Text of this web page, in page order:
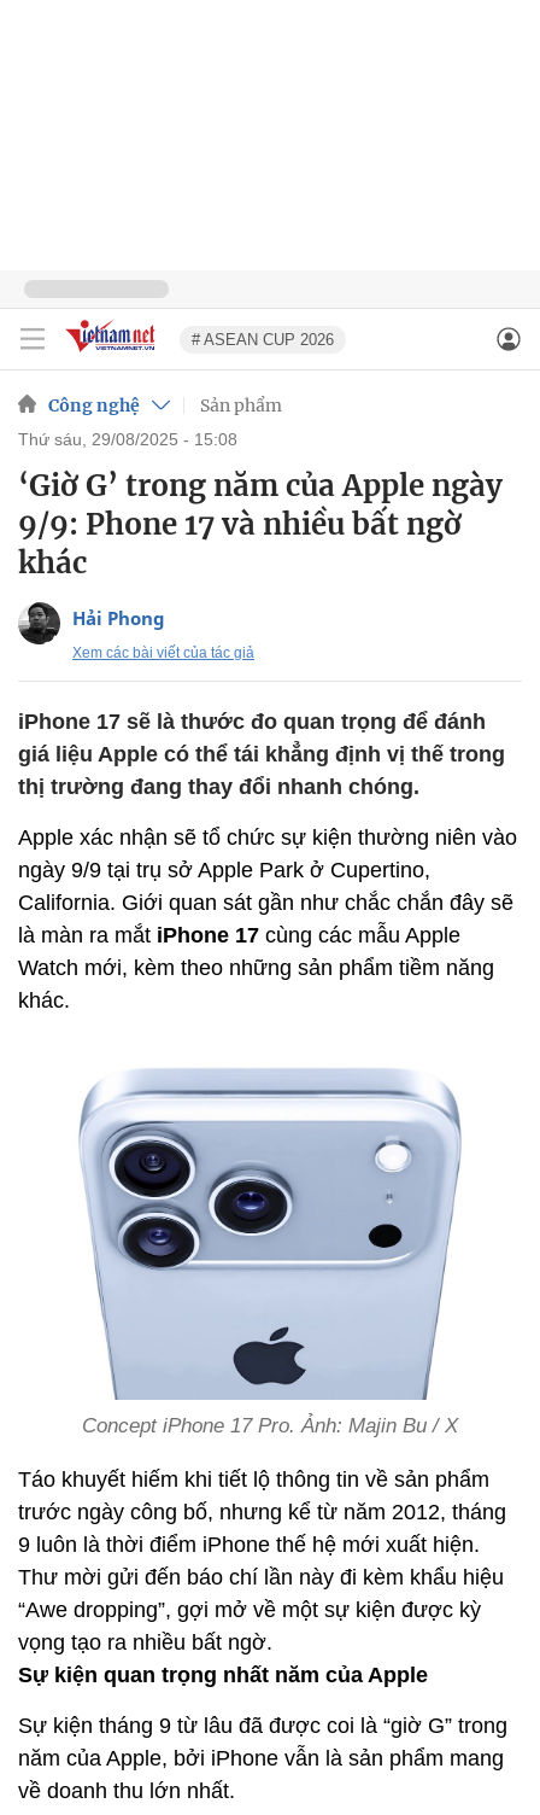
# ASEAN CUP 2026
Công nghệ Sản phẩm
thứ sáu, 29/08/2025 - 15:08
‘Giờ G’ trong năm của Apple ngày
9/9: Phone 17 và nhiều bất ngờ
khác
Hải Phong
Xem các bài viết của tác giả
iPhone 17 sẽ là thước đo quan trọng để đánh
giá liệu Apple có thể tái khẳng định vị thế trong
thị trường đang thay đổi nhanh chóng.
Apple xác nhận sẽ tổ chức sự kiện thường niên vào
ngày 9/9 tại trụ sở Apple Park ở Cupertino,
California. Giới quan sát gần như chắc chắn đây sẽ
là màn ra mắt iPhone 17 cùng các mẫu Apple
Watch mới, kèm theo những sản phẩm tiềm năng
khác.
Concept iPhone 17 Pro. Ảnh: Majin Bu / X
Táo khuyết hiếm khi tiết lộ thông tin về sản phẩm
trước ngày công bố, nhưng kể từ năm 2012, tháng
9 luôn là thời điểm iPhone thế hệ mới xuất hiện.
Thư mời gửi đến báo chí lần này đi kèm khẩu hiệu
“Awe dropping”, gợi mở về một sự kiện được kỳ
vọng tạo ra nhiều bất ngờ.
Sự kiện quan trọng nhất năm của Apple
Sự kiện tháng 9 từ lâu đã được coi là “giờ G” trong
năm của Apple, bởi iPhone vẫn là sản phẩm mang
về doanh thu lớn nhất.